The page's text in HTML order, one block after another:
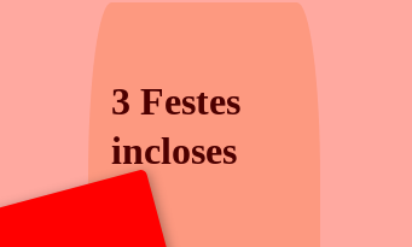
3 Festes
incloses